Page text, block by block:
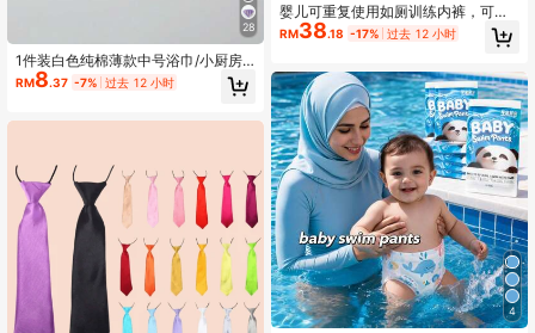
28
1件装白色纯棉薄款中号浴巾/小厨房
巾/手帕巾，速干吸水，男女通用，四
季适用，适合浴室、旅行、度假、礼
RM8.37 -7% 过去 12 小时
婴儿可重复使用如厕训练内裤，可爱
宠物动物印花可清洗厕所训练短裤，
适合男婴和女婴，三件装
RM38.18 -17% 过去 12 小时
4